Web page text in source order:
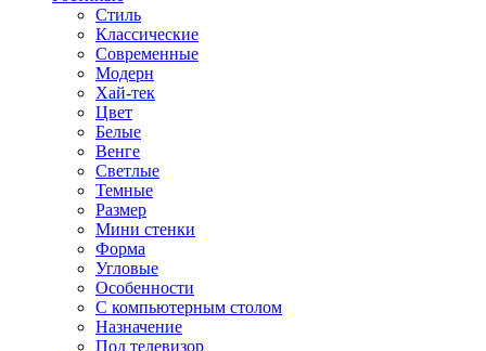
Стиль
Классические
Современные
Модерн
Хай-тек
Цвет
Белые
Венге
Светлые
Темные
Размер
Мини стенки
Форма
Угловые
Особенности
С компьютерным столом
Назначение
Под телевизор